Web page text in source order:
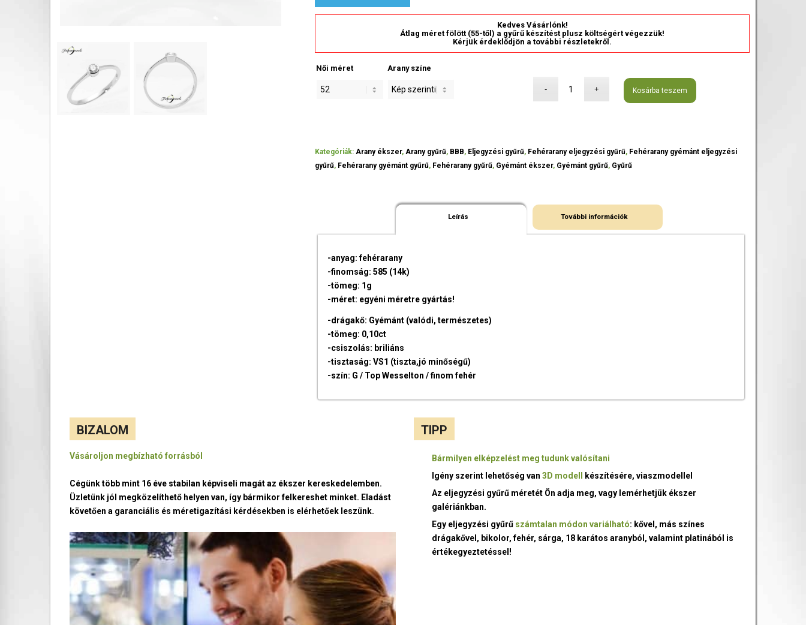
Kedves Vásárlónk!
Átlag méret fölött (55-től) a gyűrű készítést plusz költségért végezzük!
Kérjük érdeklődjön a további részletekről.
Női méret Arany színe
Kosárba teszem
Kategóriák:Arany ékszer,Arany gyűrű, BBB, Eljegyzési gyűrű, Fehérarany eljegyzési gyűrű, Fehérarany gyémánt eljegyzési
gyűrű, Fehérarany gyémánt gyűrű, Fehérarany gyűrű, Gyémánt ékszer, Gyémánt gyűrű, Gyűrű
Leírás További információk
-anyag: fehérarany
-finomság: 585 (14k)
-tömeg: 1g
-méret: egyéni méretre gyártás!
-drágakő: Gyémánt (valódi, természetes)
-tömeg: 0,10ct
-csiszolás: briliáns
-tisztaság: VS1 (tiszta,jó minőségű)
-szín: G / Top Wesselton / finom fehér
BIZALOM
Vásároljon megbízható forrásból
Cégünk több mint 16 éve stabilan képviseli magát az ékszer kereskedelemben.
Üzletünk jól megközelíthető helyen van, így bármikor felkereshet minket. Eladást
követően a garanciális és méretigazítási kérdésekben is elérhetőek leszünk.
TIPP
Bármilyen elképzelést meg tudunk valósítani
Igény szerint lehetőség van3D modell
készítésére, viaszmodellel
Az eljegyzési gyűrű méretét Ön adja meg, vagy lemérhetjük ékszer
galériánkban.
Egy eljegyzési gyűrű számtalan módon variálható: kővel, más színes
drágakővel, bikolor, fehér, sárga, 18 karátos aranyból, valamint platinából is
értékegyeztetéssel!